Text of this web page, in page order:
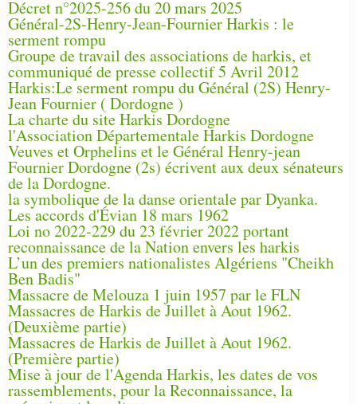
Décret n°2025-256 du 20 mars 2025
Général-2S-Henry-Jean-Fournier Harkis : le
serment rompu
Groupe de travail des associations de harkis, et
communiqué de presse collectif 5 Avril 2012
Harkis:Le serment rompu du Général (2S) Henry-
Jean Fournier ( Dordogne )
La charte du site Harkis Dordogne
l'Association Départementale Harkis Dordogne
Veuves et Orphelins et le Général Henry-jean
Fournier Dordogne (2s) écrivent aux deux sénateurs
de la Dordogne.
la symbolique de la danse orientale par Dyanka.
Les accords d'Évian 18 mars 1962
Loi no 2022-229 du 23 février 2022 portant
reconnaissance de la Nation envers les harkis
L’un des premiers nationalistes Algériens "Cheikh
Ben Badis"
Massacre de Melouza 1 juin 1957 par le FLN
Massacres de Harkis de Juillet à Aout 1962.
(Deuxième partie)
Massacres de Harkis de Juillet à Aout 1962.
(Première partie)
Mise à jour de l'Agenda Harkis, les dates de vos
rassemblements, pour la Reconnaissance, la